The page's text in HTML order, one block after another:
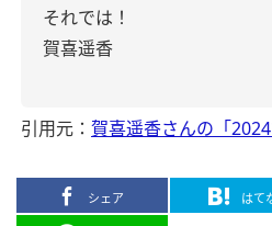
それでは！
賀喜遥香
引用元： 賀喜遥香さんの「2024
シェア はて